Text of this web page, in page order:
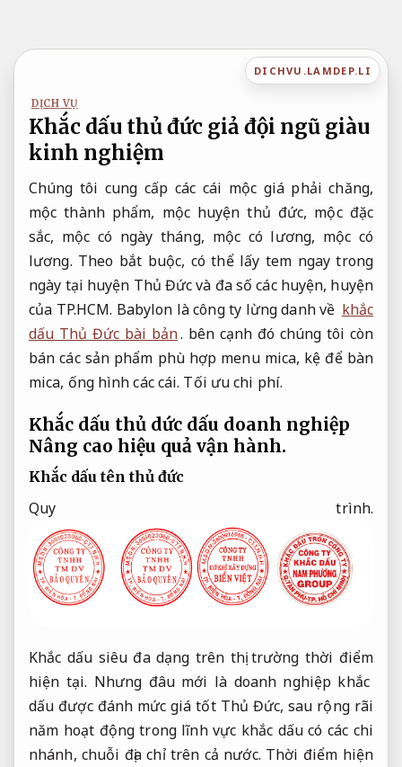
nội
DICHVU.LAMDEP.LI
DỊCH VỤ
Khắc dấu thủ đức giả đội ngũ giàu
kinh nghiệm
Chúng tôi cung cấp các cái mộc giá phải chăng,
mộc thành phẩm, mộc huyện thủ đức, mộc đặc
sắc, mộc có ngày tháng, mộc có lương, mộc có
lương. Theo bắt buộc, có thể lấy tem ngay trong
ngày tại huyện Thủ Đức và đa số các huyện, huyện
của TP.HCM. Babylon là công ty lừng danh về khắc
dấu Thủ Đức bài bản. bên cạnh đó chúng tôi còn
bán các sản phẩm phù hợp menu mica, kệ để bàn
mica, ống hình các cái. Tối ưu chi phí.
Khắc dấu thủ dức dấu doanh nghiệp
Nâng cao hiệu quả vận hành.
Khắc dấu tên thủ đức
Quy trình.
Khắc dấu siêu đa dạng trên thị trường thời điểm
hiện tại. Nhưng đâu mới là doanh nghiệp khắc
dấu được đánh mức giá tốt Thủ Đức, sau rộng rãi
năm hoạt động trong lĩnh vực khắc dấu có các chi
nhánh, chuỗi địa chỉ trên cả nước. Thời điểm hiện